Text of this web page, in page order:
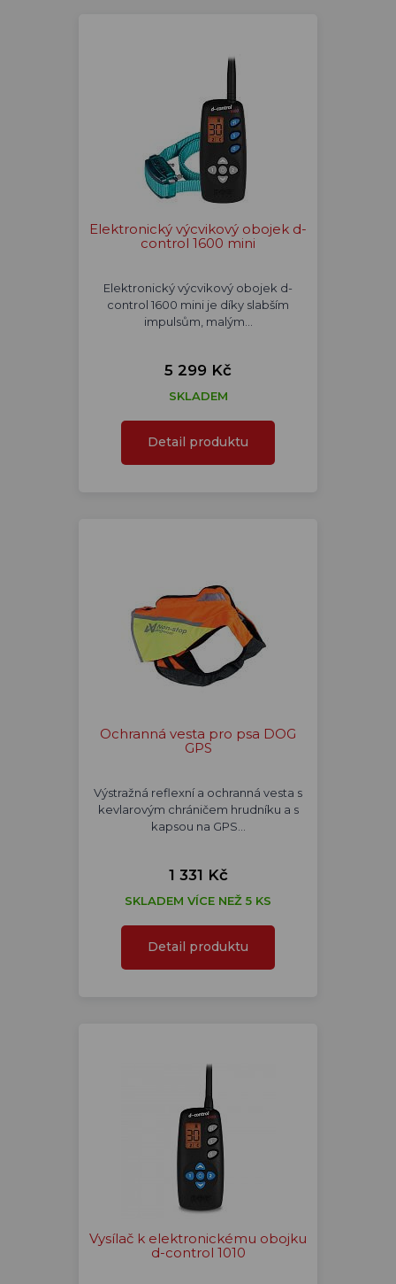
Elektronický výcvikový obojek d-
control 1600 mini
Elektronický výcvikový obojek d-
control 1600 mini je díky slabším
impulsům, malým…
5 299 Kč
SKLADEM
Detail produktu
Ochranná vesta pro psa DOG
GPS
Výstražná reflexní a ochranná vesta s
kevlarovým chráničem hrudníku a s
kapsou na GPS…
1 331 Kč
SKLADEM VÍCE NEŽ 5 KS
Detail produktu
Vysílač k elektronickému obojku
d-control 1010